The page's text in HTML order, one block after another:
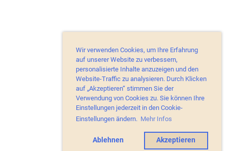
Wir verwenden Cookies, um Ihre Erfahrung
auf unserer Website zu verbessern,
personalisierte Inhalte anzuzeigen und den
Website-Traffic zu analysieren. Durch Klicken
auf „Akzeptieren“ stimmen Sie der
Verwendung von Cookies zu. Sie können Ihre
Einstellungen jederzeit in den Cookie-
Einstellungen ändern. Mehr Infos
Ablehnen Akzeptieren